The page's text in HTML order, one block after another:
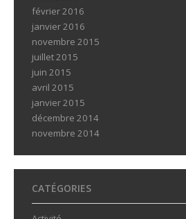
février 2016
janvier 2016
novembre 2015
juillet 2015
juin 2015
avril 2015
janvier 2015
décembre 2014
novembre 2014
CATÉGORIES